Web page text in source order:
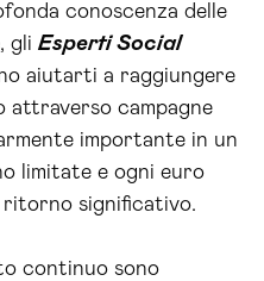
conoscenza delle
gli Esperti Social
aiutarti a raggiungere
attraverso campagne
importante in un
limitate e ogni euro
significativo.
continuo sono